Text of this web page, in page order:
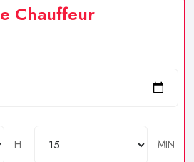
Chauffeur
H
MIN